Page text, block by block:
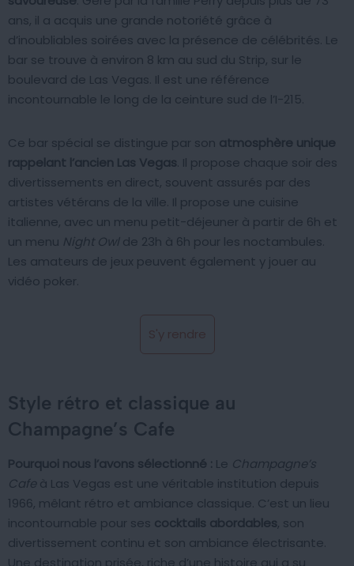
ans, il a acquis une grande notoriété grâce à
d’inoubliables soirées avec la présence de célébrités. Le
bar se trouve à environ 8 km au sud du Strip, sur le
boulevard de Las Vegas. Il est une référence
incontournable le long de la ceinture sud de l’I-215.
Ce bar spécial se distingue par son atmosphère unique
rappelant l’ancien Las Vegas . Il propose chaque soir des
divertissements en direct, souvent assurés par des
artistes vétérans de la ville. Il propose une cuisine
italienne, avec un menu petit-déjeuner à partir de 6h et
un menu Night Owlde 23h à 6h pour les noctambules.
Les amateurs de jeux peuvent également y jouer au
vidéo poker.
S'y rendre
Style rétro et classique au
Champagne’s Cafe
Pourquoi nous l’avons sélectionné : Le Champagne’s
Cafe à Las Vegas est une véritable institution depuis
1966, mêlant rétro et ambiance classique. C’est un lieu
incontournable pour ses cocktails abordables, son
divertissement continu et son ambiance électrisante.